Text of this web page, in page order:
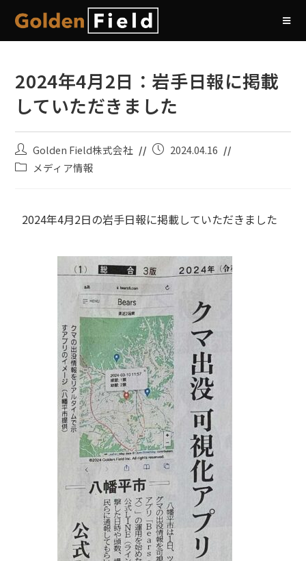
2024年4月2日：岩手日報に掲載
していただきました
Golden Field株式会社
2024.04.16
メディア情報
2024年4月2日の岩手日報に掲載していただきました